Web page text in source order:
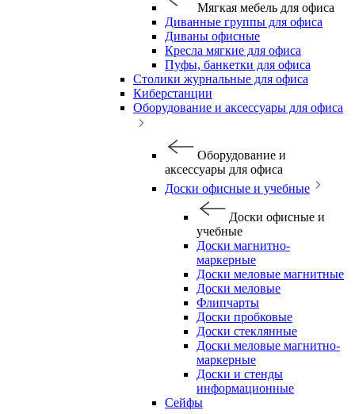
Мягкая мебель для офиса
Диванные группы для офиса
Диваны офисные
Кресла мягкие для офиса
Пуфы, банкетки для офиса
Столики журнальные для офиса
Киберстанции
Оборудование и аксессуары для офиса
Оборудование и
аксессуары для офиса
Доски офисные и учебные
Доски офисные и
учебные
Доски магнитно-
маркерные
Доски меловые магнитные
Доски меловые
Флипчарты
Доски пробковые
Доски стеклянные
Доски меловые магнитно-
маркерные
Доски и стенды
информационные
Сейфы